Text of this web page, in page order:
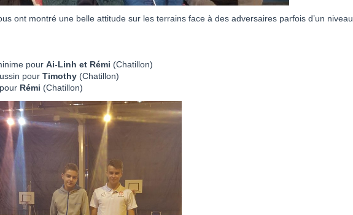
ont montré une belle attitude sur les terrains face à des adversaires parfois d’un niveau
pour Ai-Linh et Rémi (Chatillon)
pour Timothy (Chatillon)
Rémi (Chatillon)